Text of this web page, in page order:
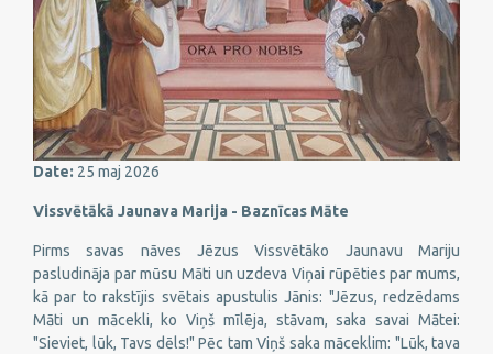
Date: 25 maj 2026
Vissvētākā Jaunava Marija - Baznīcas Māte
Pirms savas nāves Jēzus Vissvētāko Jaunavu Mariju
pasludināja par mūsu Māti un uzdeva Viņai rūpēties par mums,
kā par to rakstījis svētais apustulis Jānis: "Jēzus, redzēdams
Māti un mācekli, ko Viņš mīlēja, stāvam, saka savai Mātei:
"Sieviet, lūk, Tavs dēls!" Pēc tam Viņš saka māceklim: "Lūk, tava